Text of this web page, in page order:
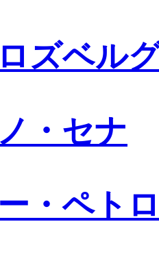
ズベル
・セナ
・ペト